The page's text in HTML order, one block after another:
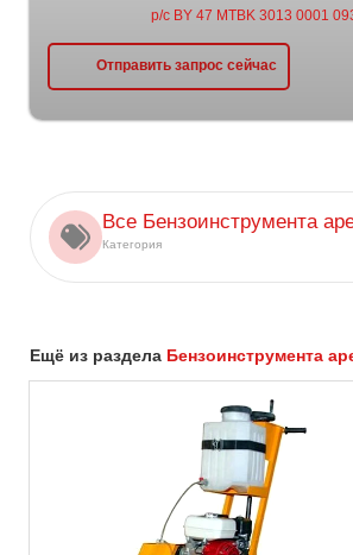
р/с BY 47 MTBK 3013 0001
Отправить запрос сейчас
Все Бензоинструмента
Категория
Ещё из раздела Бензоинструмента